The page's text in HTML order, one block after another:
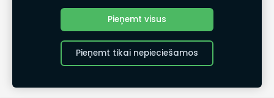
www.daugmales.lv
Pieņemt visus
Pieņemt tikai nepieciešamos